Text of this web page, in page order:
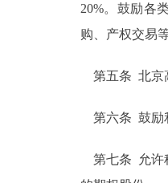
20%。鼓励各
购、产权交易
第五条 北京
第六条 鼓励
第七条 允许